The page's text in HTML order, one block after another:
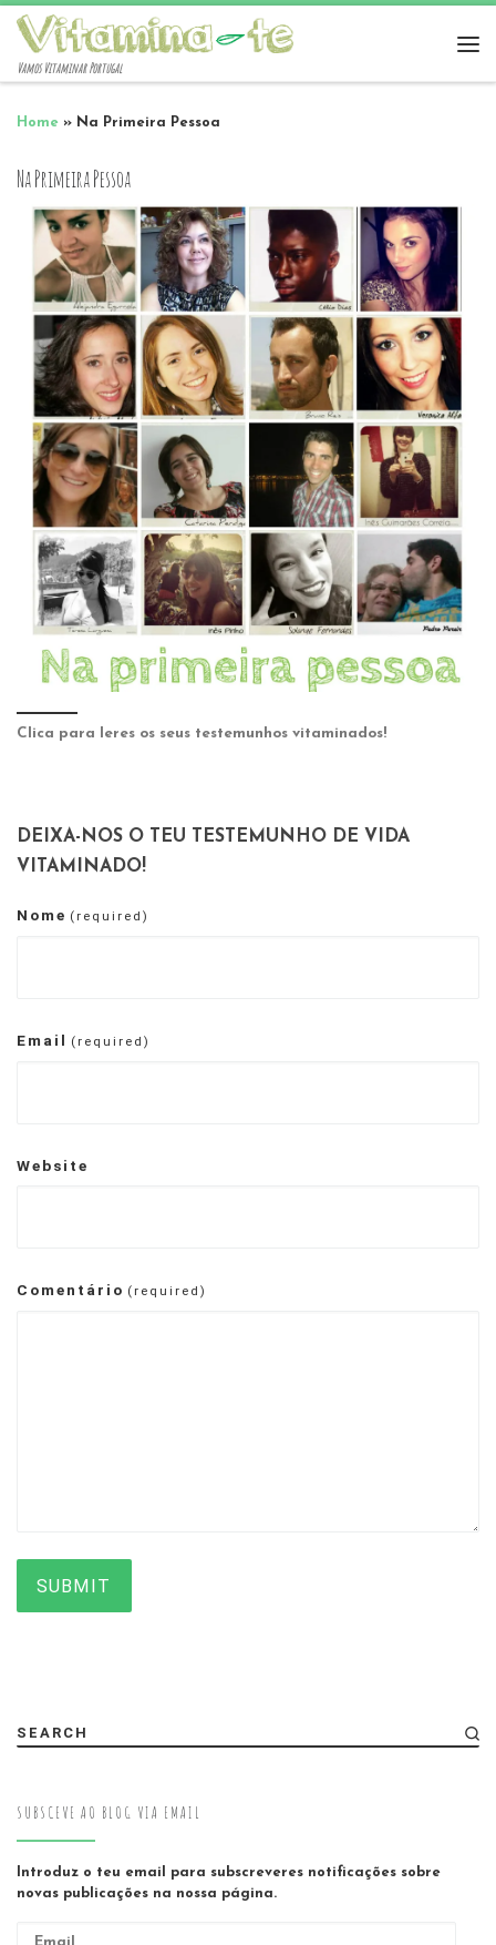
Vamos Vitaminar Portugal
Home » Na Primeira Pessoa
Na Primeira Pessoa
Clica para leres os seus testemunhos vitaminados!
DEIXA-NOS O TEU TESTEMUNHO DE VIDA
VITAMINADO!
Nome (required)
Email (required)
Website
Comentário (required)
SUBMIT
SEARCH
SUBSCEVE AO BLOG VIA EMAIL
Introduz o teu email para subscreveres notificações sobre
novas publicações na nossa página.